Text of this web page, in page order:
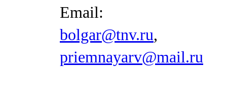
Email:
bolgar@tnv.ru,
priemnayarv@mail.ru